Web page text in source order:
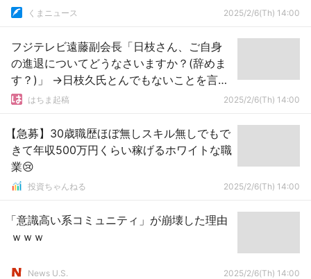
くまニュース 2025/2/6(Th) 14:00
フジテレビ遠藤副会長「日枝さん、ご自身
の進退についてどうなさいますか？(辞めま
す？)」 →日枝久氏とんでもないことを言い
放つｗｗｗｗｗｗｗ
はちま起稿 2025/2/6(Th) 14:00
【急募】30歳職歴ほぼ無しスキル無しでもで
きて年収500万円くらい稼げるホワイトな職
業😢
投資ちゃんねる 2025/2/6(Th) 14:00
「意識高い系コミュニティ」が崩壊した理由
ｗｗｗ
News U.S. 2025/2/6(Th) 14:00